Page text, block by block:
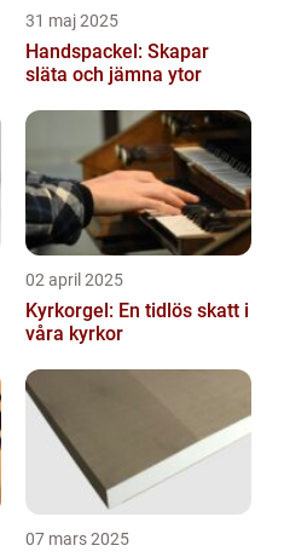
31 maj 2025
Handspackel: Skapar
släta och jämna ytor
02 april 2025
Kyrkorgel: En tidlös skatt i
våra kyrkor
07 mars 2025